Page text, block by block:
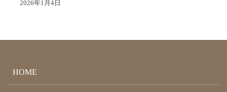
2026年1月4日
HOME